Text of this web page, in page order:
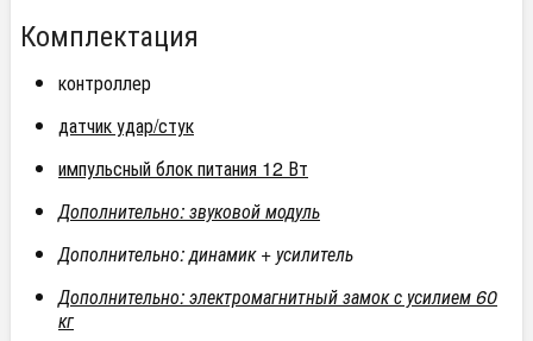
Комплектация
контроллер
датчик удар/стук
импульсный блок питания 12 Вт
Дополнительно: звуковой модуль
Дополнительно: динамик + усилитель
Дополнительно: электромагнитный замок с усилием 60
кг